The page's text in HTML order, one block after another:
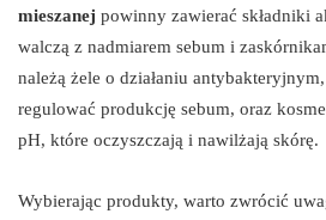
mieszanej powinny zawierać składniki
walczą z nadmiarem sebum i
należą żele o działaniu
regulować produkcję sebum, oraz
pH, które oczyszczają i nawilżają skórę.
Wybierając produkty, warto zwrócić